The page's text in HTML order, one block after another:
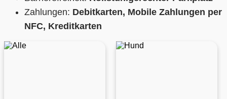
Zahlungen: Debitkarten, Mobile Zahlungen per
NFC, Kreditkarten